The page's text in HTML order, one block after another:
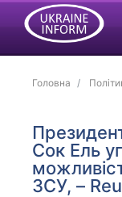
Головна
Сок Ель
ЗСУ, –